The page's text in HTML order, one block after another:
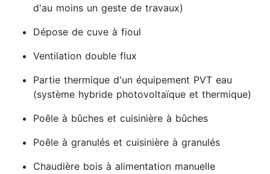
d'au moins un geste de travaux)
Dépose de cuve à fioul
Ventilation double flux
Partie thermique d'un équipement PVT eau
(système hybride photovoltaïque et thermique)
Poêle à bûches et cuisinière à bûches
Poêle à granulés et cuisinière à granulés
Chaudière bois à alimentation manuelle